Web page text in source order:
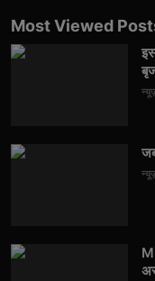
Most Viewed